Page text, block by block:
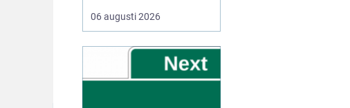
vardagen och umgås
utan stress. Oavsett om
husvagn eller tält
handlar Camping ofta
06 augusti 2026